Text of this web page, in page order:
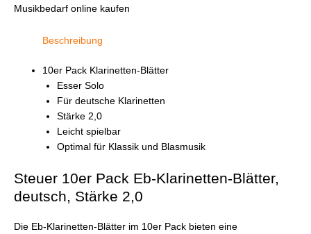
Musikbedarf online kaufen
Beschreibung
10er Pack Klarinetten-Blätter
Esser Solo
Für deutsche Klarinetten
Stärke 2,0
Leicht spielbar
Optimal für Klassik und Blasmusik
Steuer 10er Pack Eb-Klarinetten-Blätter,
deutsch, Stärke 2,0
Die Eb-Klarinetten-Blätter im 10er Pack bieten eine